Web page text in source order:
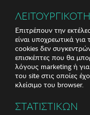
Επιτρέπουν την
είναι υποχρεωτικά
cookies δεν
επισκέπτες που θα
λόγους marketing ή
του site στις οποίες
κλείσιμο του browser.
ΣΤΑΤΙΣΤΙΚΩΝ